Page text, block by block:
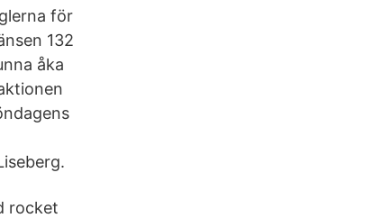
för
132
åka
rocket